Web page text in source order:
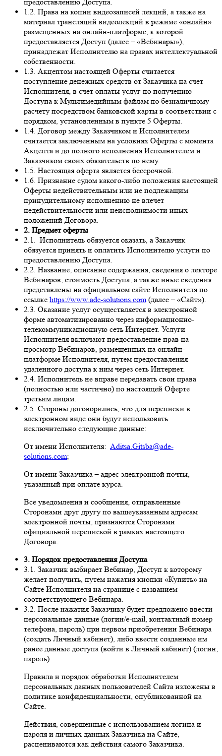
1.2. Права на копии видеозаписей лекций, а также на
материал трансляций видеолекций в режиме «онлайн»
размещенных на онлайн-платформе, к которой
предоставляется Доступ (далее – «Вебинары»),
принадлежат Исполнителю на правах интеллектуальной
собственности.
1.3. Акцептом настоящей Оферты считается
поступление денежных средств от Заказчика на счет
Исполнителя, в счет оплаты услуг по получению
Доступа к Мультимедийным файлам по безналичному
расчету посредством банковской карты в соответствии с
порядком, установленным в пункте 5 Оферты.
1.4. Договор между Заказчиком и Исполнителем
считается заключенным на условиях Оферты с момента
Акцепта и до полного исполнения Исполнителем и
Заказчиком своих обязательств по нему.
1.5. Настоящая оферта является бессрочной.
1.6. Признание судом какого-либо положения настоящей
Оферты недействительным или не подлежащим
принудительному исполнению не влечет
недействительности или неисполнимости иных
положений Договора.
2. Предмет оферты
2.1. Исполнитель обязуется оказать, а Заказчик
обязуется принять и оплатить Исполнителю услуги по
предоставлению Доступа.
2.2. Название, описание содержания, сведения о лекторе
Вебинаров, стоимость Доступа, а также иные сведения
представлены на официальном сайте Исполнителя по
ссылке https://www.ade-solutions.com(далее – «Сайт»).
2.3. Оказание услуг осуществляется в электронной
форме автоматизированно через информационно-
телекоммуникационную сеть Интернет. Услуги
Исполнителя включают предоставление прав на
просмотр Вебинаров, размещенных на онлайн-
платформе Исполнителя, путем предоставления
удаленного доступа к ним через сеть Интернет.
2.4. Исполнитель не вправе передавать свои права
(полностью или частично) по настоящей Оферте
третьим лицам.
2.5. Стороны договорились, что для переписки в
электронном виде они будут использовать
исключительно следующие данные:
От имени Исполнителя: Aditsa.Gitsba@ade-
solutions.com;
От имени Заказчика – адрес электронной почты,
указанный при оплате курса.
Все уведомления и сообщения, отправленные
Сторонами друг другу по вышеуказанным адресам
электронной почты, признаются Сторонами
официальной перепиской в рамках настоящего
Договора.
3. Порядок предоставления Доступа
3.1. Заказчик выбирает Вебинар, Доступ к которому
желает получить, путем нажатия кнопки «Купить» на
Сайте Исполнителя на странице с названием
соответствующего Вебинара.
3.2. После нажатия Заказчику будет предложено ввести
персональные данные (логин/e-mail, контактный номер
телефона, пароль) при первом приобретении Вебинара
(создать Личный кабинет), либо ввести созданные им
ранее данные доступа (войти в Личный кабинет) (логин,
пароль).
Правила и порядок обработки Исполнителем
персональных данных пользователей Сайта изложены в
политике конфиденциальности, опубликованной на
Сайте.
Действия, совершенные с использованием логина и
пароля и личных данных Заказчика на Сайте,
расцениваются как действия самого Заказчика.